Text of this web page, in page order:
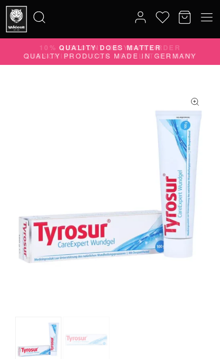
Search
for:
10% DISCOUNT ON YOUR ORDER
SUBSCRIBE TO OUR NEWSLETTER NOW